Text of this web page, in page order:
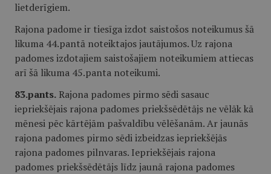
lietderīgiem.
Rajona padome ir tiesīga izdot saistošos noteikumus šā
likuma 44.pantā noteiktajos jautājumos. Uz rajona
padomes izdotajiem saistošajiem noteikumiem attiecas
arī šā likuma 45.panta noteikumi.
83.pants. Rajona padomes pirmo sēdi sasauc
iepriekšējais rajona padomes priekšsēdētājs ne vēlāk kā
mēnesi pēc kārtējām pašvaldību vēlēšanām. Ar jaunās
rajona padomes pirmo sēdi izbeidzas iepriekšējās
rajona padomes pilnvaras. Iepriekšējais rajona
padomes priekšsēdētājs līdz jaunā rajona padomes